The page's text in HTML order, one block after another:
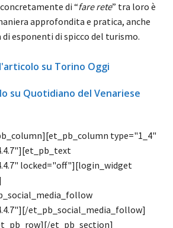
di “fare rete” tra loro è
approfondita e pratica, anche
esponenti di spicco del turismo.
su Torino Oggi
su Quotidiano del Venariese
type="1_4"
locked="off"][login_widget
et_pb_social_media_follow]
et_pb_section]